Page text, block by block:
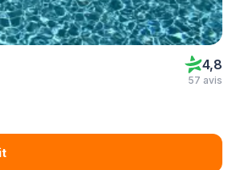
4,8
57 avis